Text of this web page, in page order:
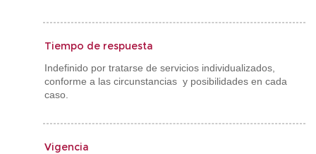
Tiempo de respuesta
Indefinido por tratarse de servicios individualizados,
conforme a las circunstancias y posibilidades en cada
caso.
Vigencia